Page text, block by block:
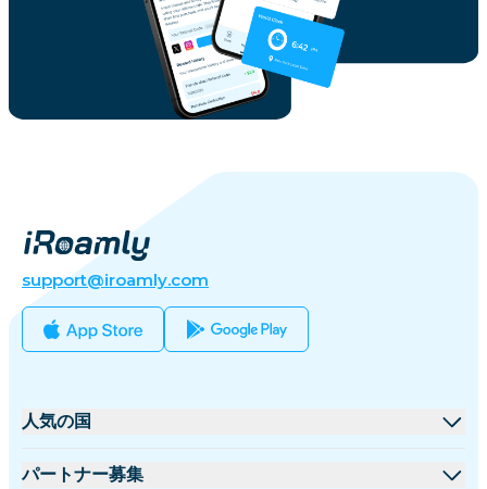
support@iroamly.com
人気の国
アメリカ合衆国
パートナー募集